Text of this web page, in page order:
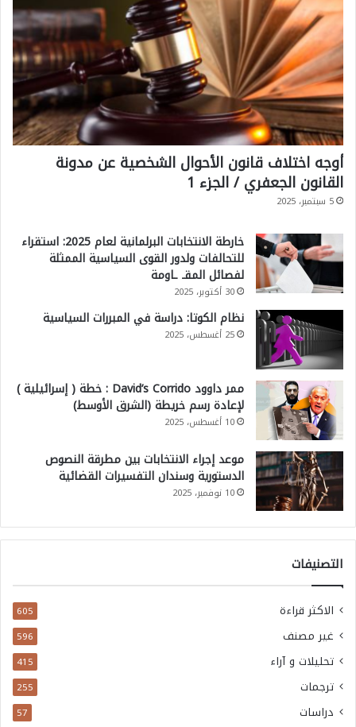
أوجه اختلاف قانون الأحوال الشخصية عن مدونة
القانون الجعفري / الجزء 1
5 سبتمبر، 2025
خارطة الانتخابات البرلمانية لعام 2025: استقراء
للتحالفات ولدور القوى السياسية الممثلة
لفصائل المقـ ـاومة
30 أكتوبر، 2025
نظام الكوتا: دراسة في المبررات السياسية
25 أغسطس، 2025
ممر داوود David’s Corrido : خطة ( إسرائيلية )
لإعادة رسم خريطة (الشرق الأوسط)
10 أغسطس، 2025
موعد إجراء الانتخابات بين مطرقة النصوص
الدستورية وسندان التفسيرات القضائية
10 نوفمبر، 2025
التصنيفات
الاكثر قراءة 605
غير مصنف 596
تحليلات و آراء 415
ترجمات 255
دراسات 57